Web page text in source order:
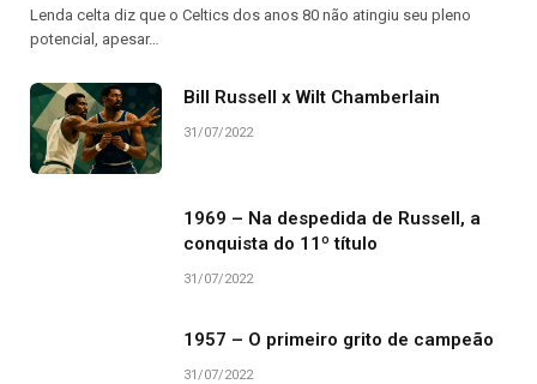
Lenda celta diz que o Celtics dos anos 80 não atingiu seu pleno
potencial, apesar…
Bill Russell x Wilt Chamberlain
31/07/2022
1969 – Na despedida de Russell, a
conquista do 11º título
31/07/2022
1957 – O primeiro grito de campeão
31/07/2022